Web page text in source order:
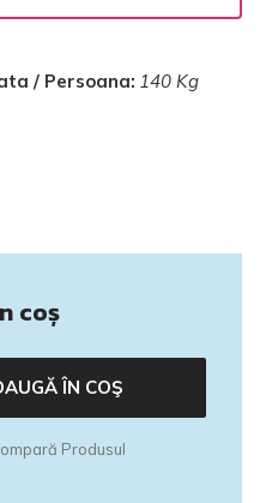
/ Persoana: 140 Kg
coș
ÎN COŞ
Produsul